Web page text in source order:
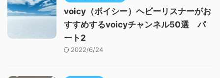
voicy（ボイシー）ヘビーリスナーがお
すすめするvoicyチャンネル50選 パ
ート2
2022/6/24